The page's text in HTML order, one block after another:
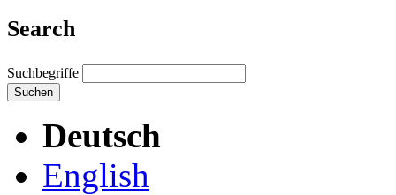
Search
Suchbegriffe
Suchen
Deutsch
English